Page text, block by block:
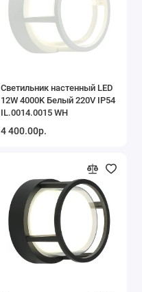
Светильник настенный LED
12W 4000K Белый 220V IP54
IL.0014.0015 WH
4 400.00р.